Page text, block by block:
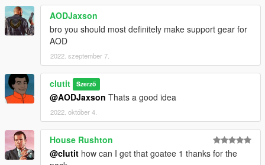
AODJaxson
bro you should most definitely make support gear for
AOD
2022. szeptember 7.
clutit Szerző
@AODJaxson Thats a good idea
2022. október 4.
House Rushton
@clutit how can I get that goatee 1 thanks for the